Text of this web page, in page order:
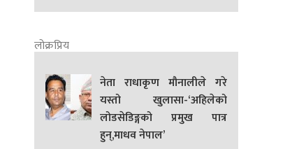
लोक्रप्रिय
नेता राधाकृण मौनालीले गरे
यस्तो खुलासा-‘अहिलेको
लोडसेडिङ्गको प्रमुख पात्र
हुन्,माधव नेपाल’